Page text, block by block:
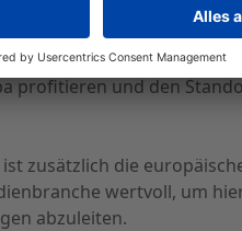
beiT Consulting
Großprojekte
profitieren und den
zusätzlich die
wertvoll, um
abzuleiten.